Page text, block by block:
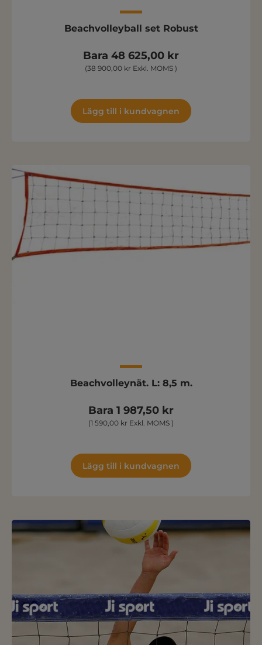
Beachvolleyball set Robust
Bara 48 625,00 kr
(38 900,00 kr Exkl. MOMS )
Lägg till i kundvagnen
Beachvolleynät. L: 8,5 m.
Bara 1 987,50 kr
(1 590,00 kr Exkl. MOMS )
Lägg till i kundvagnen